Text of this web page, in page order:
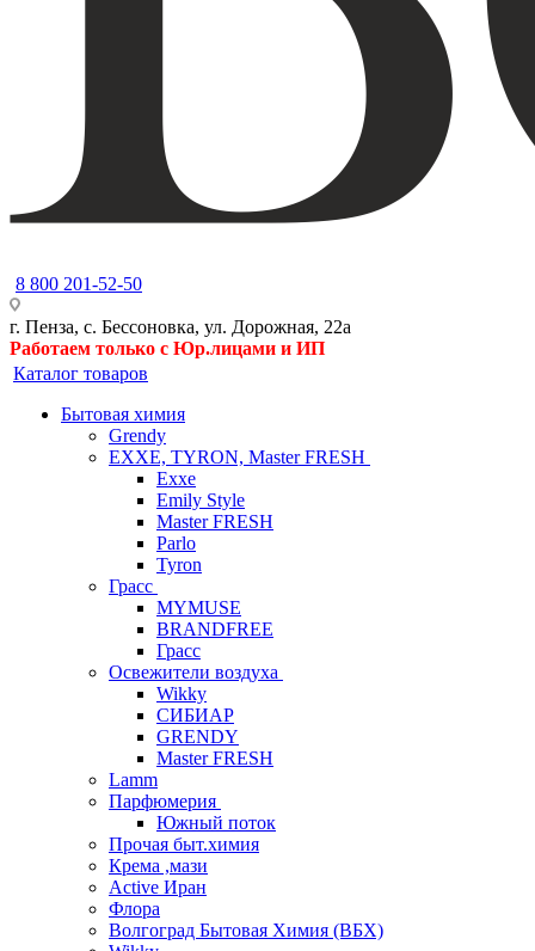
8 800 201-52-50
г. Пенза, с. Бессоновка, ул. Дорожная, 22а
Работаем только с Юр.лицами и ИП
Каталог товаров
Бытовая химия
Grendy
EXXE, TYRON, Master FRESH
Exxe
Emily Style
Master FRESH
Parlo
Tyron
Грасс
MYMUSE
BRANDFREE
Грасс
Освежители воздуха
Wikky
СИБИАР
GRENDY
Master FRESH
Lamm
Парфюмерия
Южный поток
Прочая быт.химия
Крема ,мази
Аctive Иран
Флора
Волгоград Бытовая Химия (ВБХ)